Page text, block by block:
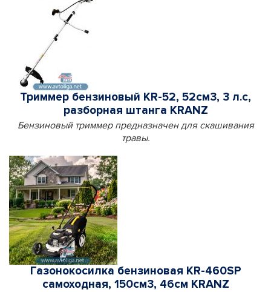
Триммер бензиновый KR-52, 52см3, 3 л.с,
разборная штанга KRANZ
Бензиновый триммер предназначен для скашивания
травы.
Газонокосилка бензиновая KR-460SP
самоходная, 150см3, 46см KRANZ